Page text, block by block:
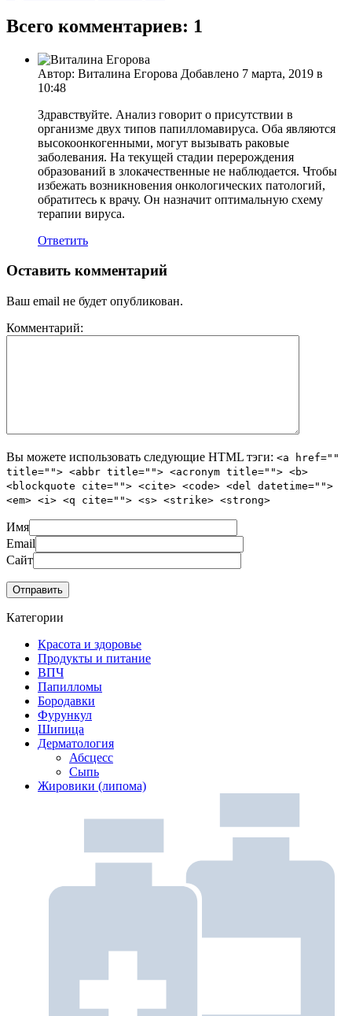
Всего комментариев: 1
Автор: Виталина Егорова Добавлено 7 марта, 2019 в
10:48
Здравствуйте. Анализ говорит о присутствии в
организме двух типов папилломавируса. Оба являются
высокоонкогенными, могут вызывать раковые
заболевания. На текущей стадии перерождения
образований в злокачественные не наблюдается. Чтобы
избежать возникновения онкологических патологий,
обратитесь к врачу. Он назначит оптимальную схему
терапии вируса.
Ответить
Оставить комментарий
Ваш email не будет опубликован.
Комментарий:
Вы можете использовать следующие HTML тэги: <a href=""
title=""> <abbr title=""> <acronym title=""> <b>
<blockquote cite=""> <cite> <code> <del datetime="">
<em> <i> <q cite=""> <s> <strike> <strong>
Имя
Email
Сайт
Категории
Красота и здоровье
Продукты и питание
ВПЧ
Папилломы
Бородавки
Фурункул
Шипица
Дерматология
Абсцесс
Сыпь
Жировики (липома)